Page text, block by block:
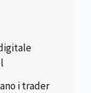
i trader